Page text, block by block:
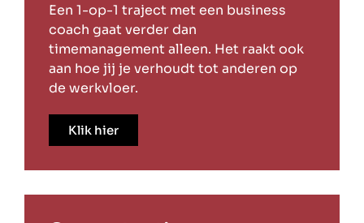
Een 1-op-1 traject met een business
coach gaat verder dan
timemanagement alleen. Het raakt ook
aan hoe jij je verhoudt tot anderen op
de werkvloer.
Klik hier